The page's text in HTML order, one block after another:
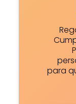
para